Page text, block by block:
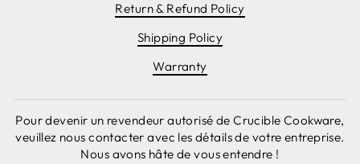
Return & Refund Policy
Shipping Policy
Warranty
Pour devenir un revendeur autorisé de Crucible Cookware,
veuillez nous contacter avec les détails de votre entreprise.
Nous avons hâte de vous entendre !